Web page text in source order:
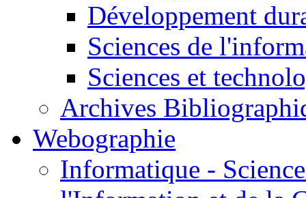
Développement
Sciences de
Sciences et
Archives
Webographie
Informatique -